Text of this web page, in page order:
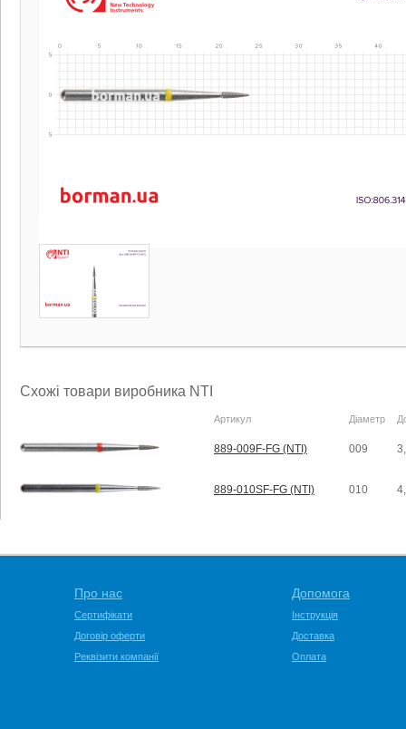
Схожі товари виробника NTI
Артикул Діаметр
889-009F-FG (NTI) 009
889-010SF-FG (NTI) 010
Про нас
Сертифікати
Договір оферти
Реквізити компанії
Допомога
Інструкція
Доставка
Оплата